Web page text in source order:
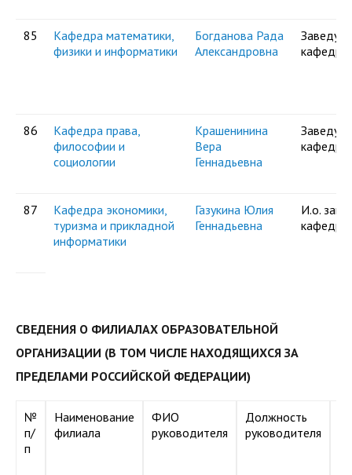
85
Кафедра математики,
физики и информатики
Богданова Рада
Александровна
86
Кафедра права,
философии и
социологии
Крашенинина
Вера
Геннадьевна
87
Кафедра экономики,
туризма и прикладной
информатики
Газукина Юлия
Геннадьевна
И.о. зав.
СВЕДЕНИЯ О ФИЛИАЛАХ ОБРАЗОВАТЕЛЬНОЙ
ОРГАНИЗАЦИИ (В ТОМ ЧИСЛЕ НАХОДЯЩИХСЯ ЗА
ПРЕДЕЛАМИ РОССИЙСКОЙ ФЕДЕРАЦИИ)
№
п/
п
Наименование
филиала
ФИО
руководителя
Должность
руководителя